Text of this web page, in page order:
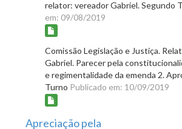
relator: vereador Gabriel. Segundo
em: 09/08/2019
Comissão Legislação e Justiça.
Gabriel. Parecer pela
e regimentalidade da emenda 2.
Turno Publicado em: 10/09/2019
Apreciação pela